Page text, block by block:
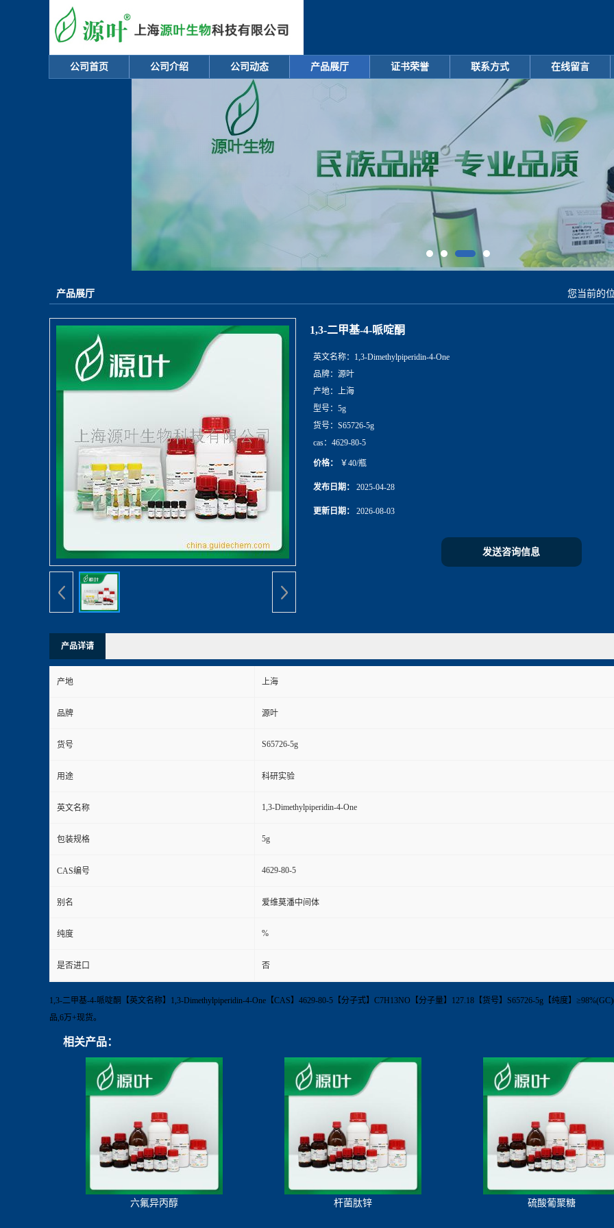
公司首页 公司介绍 公司动态 产品展厅 证书荣誉 联系方式 在线留言
产品展厅 您当前的
1,3-二甲基-4-哌啶酮
英文名称： 1,3-Dimethylpiperidin-4-One
品牌： 源叶
产地： 上海
型号： 5g
货号： S65726-5g
cas： 4629-80-5
价格： ￥40/瓶
发布日期： 2025-04-28
更新日期： 2026-08-03
发送咨询信息
产品详请
产地 上海
品牌 源叶
货号 S65726-5g
用途 科研实验
英文名称 1,3-Dimethylpiperidin-4-One
包装规格 5g
CAS编号 4629-80-5
别名 爱维莫潘中间体
纯度 %
是否进口 否
1,3-二甲基-4-哌啶酮【英文名称】1,3-Dimethylpiperidin-4-One【CAS】4629-80-5【分子式】C7H13NO【分子量】127.18【货号】S65726-5g【纯度】
品,6万+现货。
相关产品：
六氟异丙醇 杆菌肽锌 硫酸葡聚糖